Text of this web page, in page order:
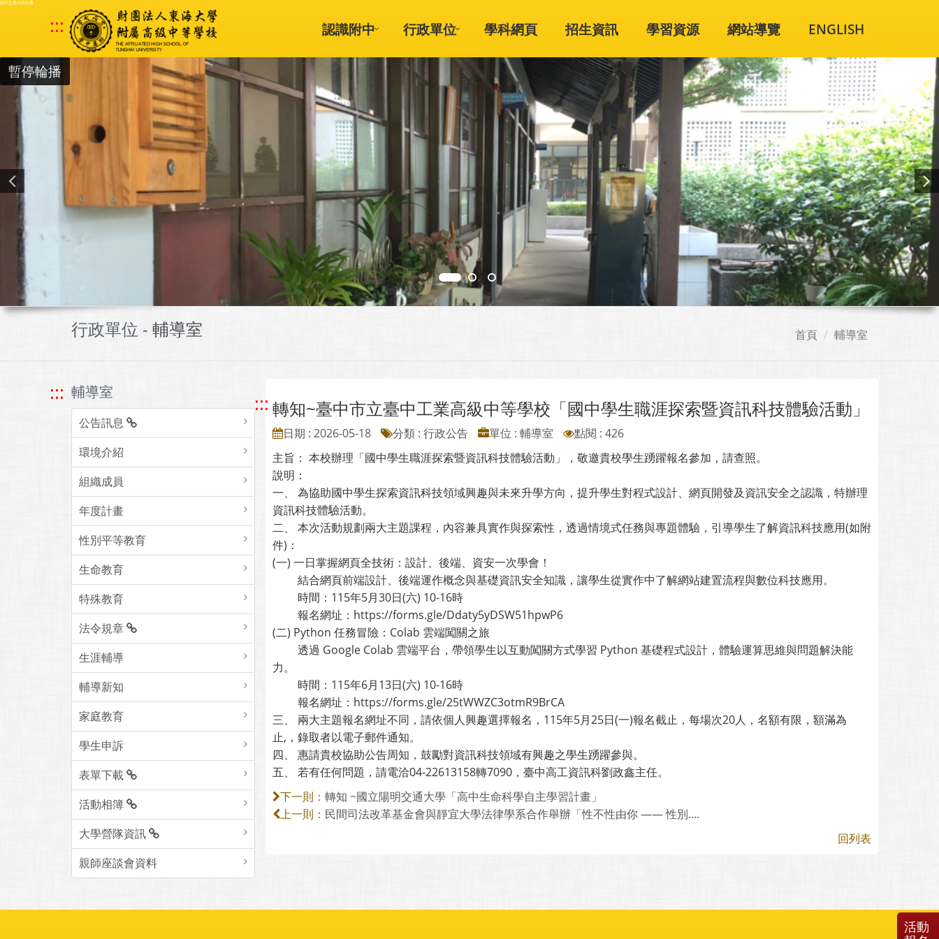
跳到主要內容區塊
::: 認識附中 行政單位 學科網頁 招生資訊 學習資源 網站導覽 ENGLISH
暫停輪播
行政單位 - 輔導室 首頁 輔導室
::: 輔導室
公告訊息
環境介紹
組織成員
年度計畫
性別平等教育
生命教育
特殊教育
法令規章
生涯輔導
輔導新知
家庭教育
學生申訴
表單下載
活動相簿
大學營隊資訊
親師座談會資料
::: 轉知~臺中市立臺中工業高級中等學校「國中學生職涯探索暨資訊科技體驗活動」
日期 : 2026-05-18 分類 : 行政公告 單位 : 輔導室
點閱 : 426
主旨： 本校辦理「國中學生職涯探索暨資訊科技體驗活動」，敬邀貴校學生踴躍報名參加，請查照。
說明：
一、 為協助國中學生探索資訊科技領域興趣與未來升學方向，提升學生對程式設計、網頁開發及資訊安全之認識，特辦理
資訊科技體驗活動。
二、 本次活動規劃兩大主題課程，內容兼具實作與探索性，透過情境式任務與專題體驗，引導學生了解資訊科技應用(如附
件)：
(一) 一日掌握網頁全技術：設計、後端、資安一次學會！
結合網頁前端設計、後端運作概念與基礎資訊安全知識，讓學生從實作中了解網站建置流程與數位科技應用。
時間：115年5月30日(六) 10-16時
報名網址：https://forms.gle/Ddaty5yDSW51hpwP6
(二) Python 任務冒險：Colab 雲端闖關之旅
透過 Google Colab 雲端平台，帶領學生以互動闖關方式學習 Python 基礎程式設計，體驗運算思維與問題解決能
力。
時間：115年6月13日(六) 10-16時
報名網址：https://forms.gle/25tWWZC3otmR9BrCA
三、 兩大主題報名網址不同，請依個人興趣選擇報名，115年5月25日(一)報名截止，每場次20人，名額有限，額滿為
止,，錄取者以電子郵件通知。
四、 惠請貴校協助公告周知，鼓勵對資訊科技領域有興趣之學生踴躍參與。
五、 若有任何問題，請電洽04-22613158轉7090，臺中高工資訊科劉政鑫主任。
下一則： 轉知 ~國立陽明交通大學「高中生命科學自主學習計畫」
上一則： 民間司法改革基金會與靜宜大學法律學系合作舉辦「性不性由你 —— 性別....
回列表
活動